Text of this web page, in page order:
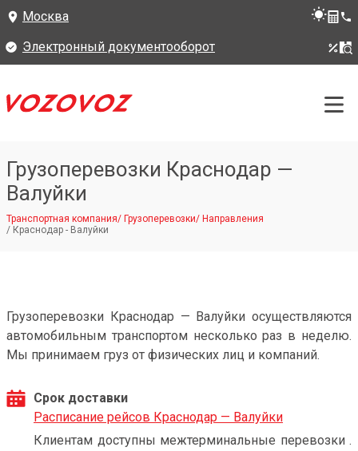
Москва
Электронный документооборот
Грузоперевозки Краснодар —
Валуйки
Транспортная компания/ Грузоперевозки/ Направления
/ Краснодар - Валуйки
Грузоперевозки Краснодар — Валуйки осуществляются
автомобильным транспортом несколько раз в неделю.
Мы принимаем груз от физических лиц и компаний.
Срок доставки
Расписание рейсов Краснодар — Валуйки
Клиентам доступны межтерминальные перевозки .